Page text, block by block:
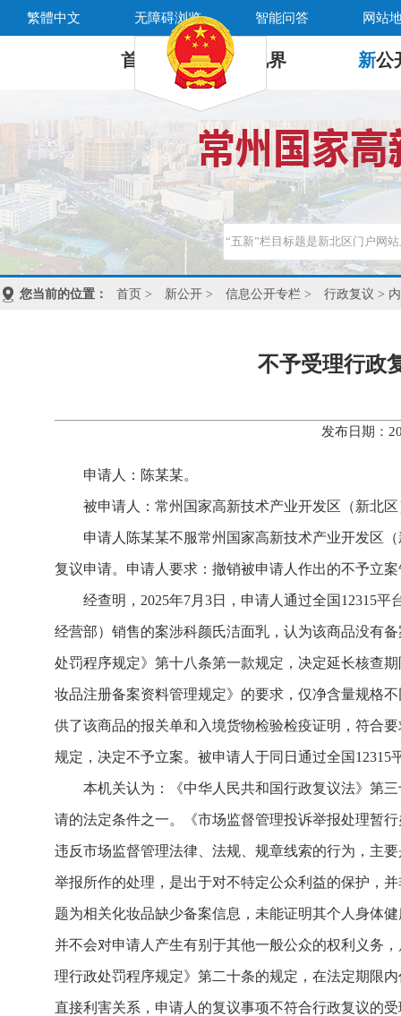
繁體中文 无障碍浏览 智能问答 网站
首 页 新 视界 新公
您当前的位置： 首页 > 新公开 > 信息公开专栏 > 行政复议 >
不予受理行政
发布日期：
申请人：陈某某。
被申请人：常州国家高新技术产业开发区（新北
申请人陈某某不服常州国家高新技术产业开发区
复议申请。申请人要求：撤销被申请人作出的不予立案
经查明，2025年7月3日，申请人通过全国12315
经营部）销售的案涉科颜氏洁面乳，认为该商品没有
处罚程序规定》第十八条第一款规定，决定延长核查
妆品注册备案资料管理规定》的要求，仅净含量规格
供了该商品的报关单和入境货物检验检疫证明，符合
规定，决定不予立案。被申请人于同日通过全国
本机关认为：《中华人民共和国行政复议法》第
请的法定条件之一。《市场监督管理投诉举报处理暂
违反市场监督管理法律、法规、规章线索的行为，主
举报所作的处理，是出于对不特定公众利益的保护，
题为相关化妆品缺少备案信息，未能证明其个人身体
并不会对申请人产生有别于其他一般公众的权利义务
理行政处罚程序规定》第二十条的规定，在法定期限
直接利害关系，申请人的复议事项不符合行政复议的